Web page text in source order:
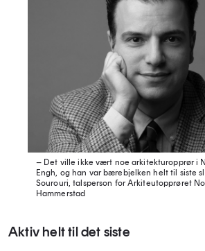
– Det ville ikke vært noe arkitekturopprør i
Engh, og han var bærebjelken helt til siste
Sourouri, talsperson for Arkiteutopprøret
Hammerstad
Aktiv helt til det siste